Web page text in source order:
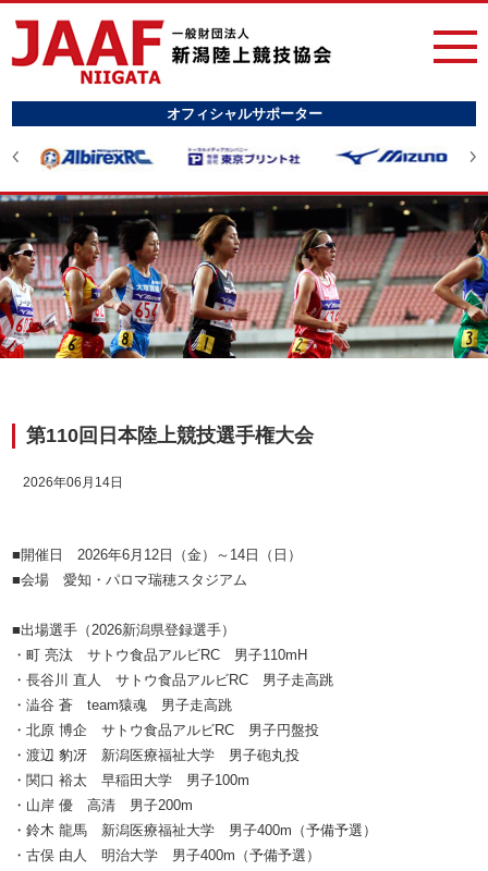
オフィシャルサポーター
第110回日本陸上競技選手権大会
2026年06月14日
■開催日 2026年6月12日（金）～14日（日）
■会場 愛知・パロマ瑞穂スタジアム
■出場選手（2026新潟県登録選手）
・町 亮汰 サトウ食品アルビRC 男子110mH
・長谷川 直人 サトウ食品アルビRC 男子走高跳
・澁谷 蒼 team猿魂 男子走高跳
・北原 博企 サトウ食品アルビRC 男子円盤投
・渡辺 豹冴 新潟医療福祉大学 男子砲丸投
・関口 裕太 早稲田大学 男子100m
・山岸 優 高清 男子200m
・鈴木 龍馬 新潟医療福祉大学 男子400m（予備予選）
・古俣 由人 明治大学 男子400m（予備予選）